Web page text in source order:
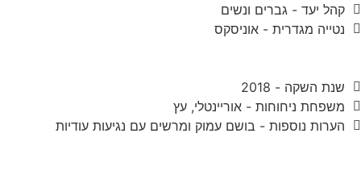
קהל יעד - גברים ונשים
נטייה מגדרית - אוניסקס
שנת השקה - 2018
משפחת ניחוחות - אוריינטלי, עץ
הערות נוספות - בושם עמוק ומרשים עם נגיעות עודיות